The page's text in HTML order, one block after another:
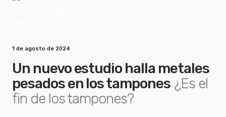
1 de agosto de 2024
Un nuevo estudio halla metales
pesados en los tampones ¿Es el
fin de los tampones?